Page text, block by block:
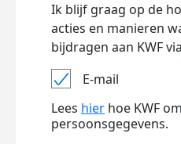
Ik blijf graag op de
acties en manieren
bijdragen aan KWF
E-mail
Lees hier hoe KWF
persoonsgegevens.